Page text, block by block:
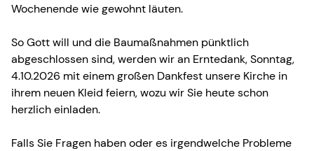
Wochenende wie gewohnt läuten.
So Gott will und die Baumaßnahmen pünktlich
abgeschlossen sind, werden wir an Erntedank, Sonntag,
4.10.2026 mit einem großen Dankfest unsere Kirche in
ihrem neuen Kleid feiern, wozu wir Sie heute schon
herzlich einladen.
Falls Sie Fragen haben oder es irgendwelche Probleme